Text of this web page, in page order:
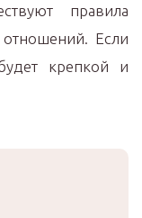
правила
отношений. Если
крепкой и